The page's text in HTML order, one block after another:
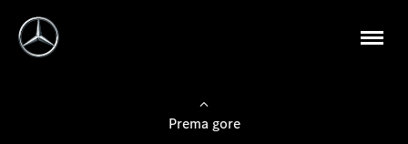
Prema gore